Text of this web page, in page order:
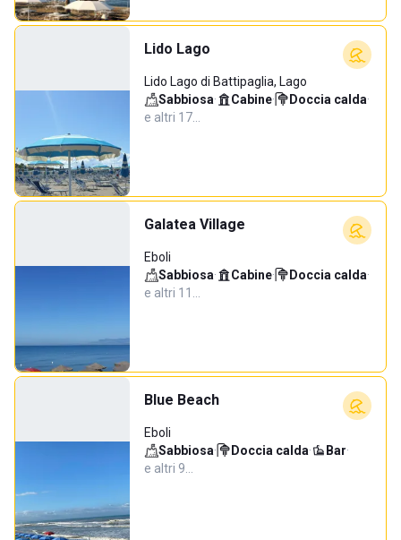
Lido Lago
Lido Lago di Battipaglia, Lago
Sabbiosa· Cabine· Doccia calda·
e altri 17…
Galatea Village
Eboli
Sabbiosa· Cabine· Doccia calda·
e altri 11…
Blue Beach
Eboli
Sabbiosa· Doccia calda· Bar·
e altri 9…